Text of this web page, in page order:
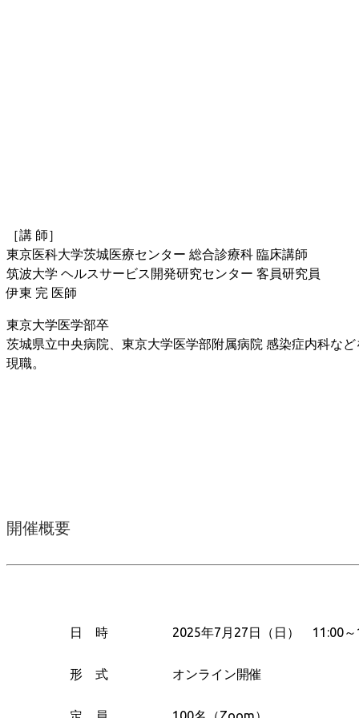
［講 師］
東京医科大学茨城医療センター 総合診療科 臨床講師
筑波大学 ヘルスサービス開発研究センター 客員研究員
伊東 完 医師
東京大学医学部卒
茨城県立中央病院、東京大学医学部附属病院 感染症内科な
現職。
開催概要
日 時 2025年7月27日（日） 11:00～
形 式 オンライン開催